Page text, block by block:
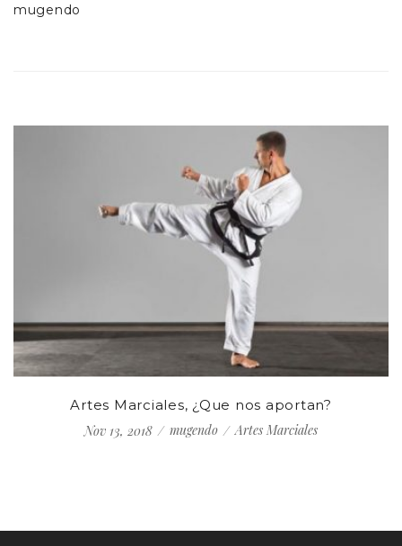
mugendo
Artes Marciales, ¿Que nos aportan?
Nov 13, 2018
mugendo Artes Marciales